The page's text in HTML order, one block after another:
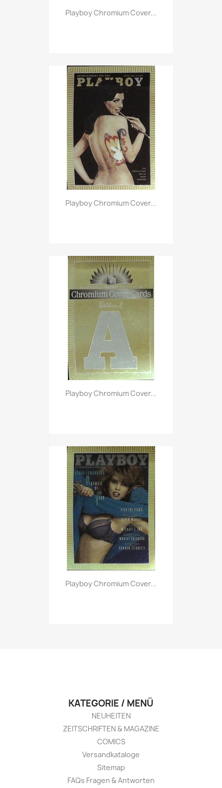
Vorschau
Playboy Chromium Cover...
Vorschau
Playboy Chromium Cover...
Vorschau
Playboy Chromium Cover...
Vorschau
Playboy Chromium Cover...
KATEGORIE / MENÜ
NEUHEITEN
ZEITSCHRIFTEN & MAGAZINE
COMICS
Versandkataloge
Sitemap
FAQs Fragen & Antworten